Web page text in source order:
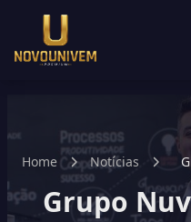
Home Notícias
Grupo